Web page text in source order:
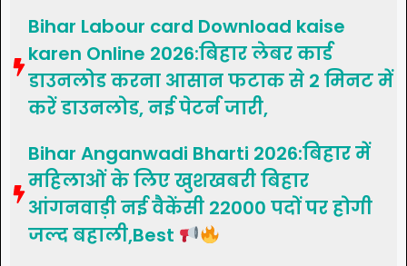
Bihar Labour card Download kaise
karen Online 2026:बिहार लेबर कार्ड
डाउनलोड करना आसान फटाक से 2 मिनट में
करें डाउनलोड, नई पेटर्न जारी,
Bihar Anganwadi Bharti 2026:बिहार में
महिलाओं के लिए खुशखबरी बिहार
आंगनवाड़ी नई वैकेंसी 22000 पदों पर होगी
जल्द बहाली,Best